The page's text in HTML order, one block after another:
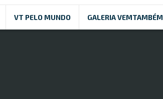
VT PELO MUNDO GALERIA VEMTAMBÉM